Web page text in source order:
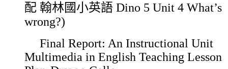
配 翰林國小英語 Dino 5 Unit 4 What’s
wrong?)
Final Report: An Instructional Unit
Multimedia in English Teaching Lesson